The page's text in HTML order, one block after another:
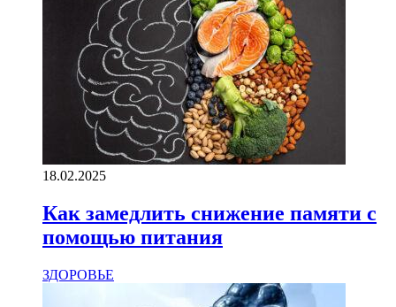
18.02.2025
Как замедлить снижение памяти с
помощью питания
ЗДОРОВЬЕ